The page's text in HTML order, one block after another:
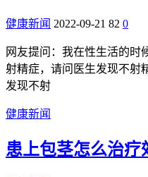
健康新闻 2022-09-21 82 0
网友提问：我在性生活的时
射精症，请问医生发现不射
发现不射
健康新闻
患上包茎怎么治疗